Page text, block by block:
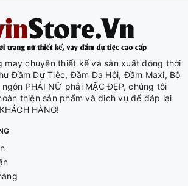
may chuyên thiết kế và sản xuất dòng thời
Đầm Dự Tiệc, Đầm Dạ Hội, Đầm Maxi, Bộ
PHÁI NỮ phải MẶC ĐẸP, chúng tôi
thiện sản phẩm và dịch vụ để đáp lại
HÀNG!